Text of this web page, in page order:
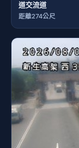
道交流道
距離274公尺